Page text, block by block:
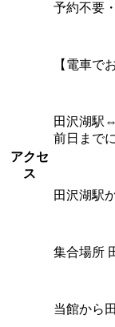
アクセ
ス
予約不要
【電車で
田沢湖駅
前日まで
田沢湖駅
集合場所
当館から